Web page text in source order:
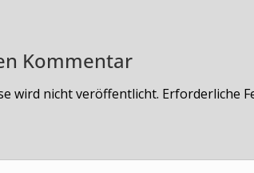
Kommentar
wird nicht veröffentlicht. Erforderliche